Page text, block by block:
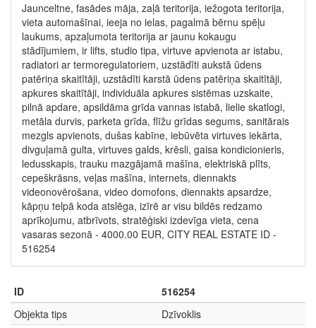
Jaunceltne, fasādes māja, zaļā teritorija, iežogota teritorija,
vieta automašīnai, ieeja no ielas, pagalmā bērnu spēļu
laukums, apzaļumota teritorija ar jaunu kokaugu
stādījumiem, ir lifts, studio tipa, virtuve apvienota ar istabu,
radiatori ar termoregulatoriem, uzstādīti aukstā ūdens
patēriņa skaitītāji, uzstādīti karstā ūdens patēriņa skaitītāji,
apkures skaitītāji, individuāla apkures sistēmas uzskaite,
pilnā apdare, apsildāma grīda vannas istabā, lielie skatlogi,
metāla durvis, parketa grīda, flīžu grīdas segums, sanitārais
mezgls apvienots, dušas kabīne, iebūvēta virtuves iekārta,
divguļamā gulta, virtuves galds, krēsli, gaisa kondicionieris,
ledusskapis, trauku mazgājamā mašīna, elektriskā plīts,
cepeškrāsns, veļas mašīna, internets, diennakts
videonovērošana, video domofons, diennakts apsardze,
kāpņu telpā koda atslēga, izīrē ar visu bildēs redzamo
aprīkojumu, atbrīvots, stratēģiski izdevīga vieta, cena
vasaras sezonā - 4000.00 EUR, CITY REAL ESTATE ID -
516254
ID
516254
Objekta tips
Dzīvoklis